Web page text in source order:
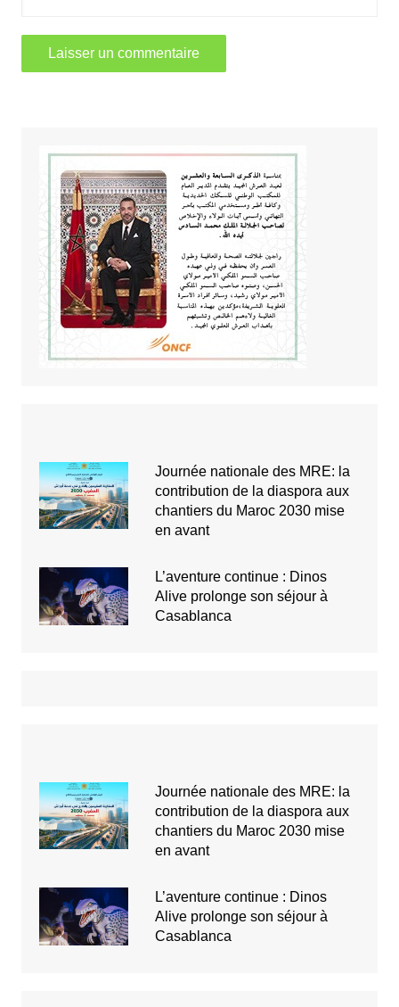
Journée nationale des MRE: la
contribution de la diaspora aux
chantiers du Maroc 2030 mise
en avant
L’aventure continue : Dinos
Alive prolonge son séjour à
Casablanca
Journée nationale des MRE: la
contribution de la diaspora aux
chantiers du Maroc 2030 mise
en avant
L’aventure continue : Dinos
Alive prolonge son séjour à
Casablanca